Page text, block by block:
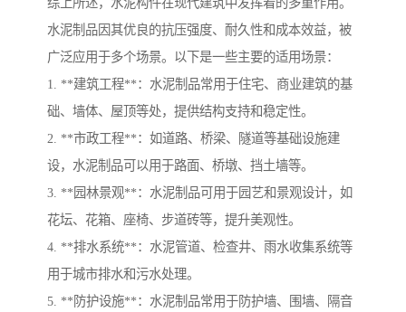
综上所述，水泥构件在现代建筑中发挥着的多重作用。
水泥制品因其优良的抗压强度、耐久性和成本效益，被
广泛应用于多个场景。以下是一些主要的适用场景：
1. **建筑工程**：水泥制品常用于住宅、商业建筑的基
础、墙体、屋顶等处，提供结构支持和稳定性。
2. **市政工程**：如道路、桥梁、隧道等基础设施建
设，水泥制品可以用于路面、桥墩、挡土墙等。
3. **园林景观**：水泥制品可用于园艺和景观设计，如
花坛、花箱、座椅、步道砖等，提升美观性。
4. **排水系统**：水泥管道、检查井、雨水收集系统等
用于城市排水和污水处理。
5. **防护设施**：水泥制品常用于防护墙、围墙、隔音